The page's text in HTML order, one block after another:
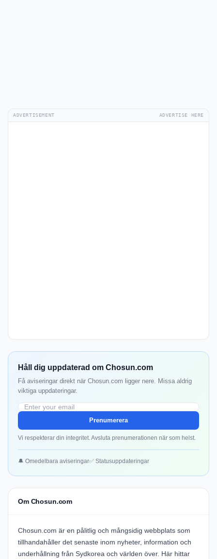
ADVERTISEMENT ADVERTISE HERE
Håll dig uppdaterad om Chosun.com
Få aviseringar direkt när Chosun.com ligger nere. Missa aldrig
viktiga uppdateringar.
Prenumerera
Vi respekterar din integritet. Avsluta prenumerationen när som helst.
🔔 Omedelbara aviseringar✅ Statusuppdateringar
Om Chosun.com
Chosun.com är en pålitlig och mångsidig webbplats som
tillhandahåller det senaste inom nyheter, information och
underhållning från Sydkorea och världen över. Här hittar